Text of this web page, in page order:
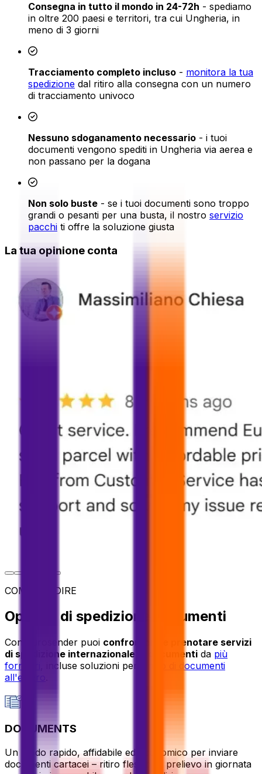
Consegna in tutto il mondo in 24-72h - spediamo
in oltre 200 paesi e territori, tra cui Ungheria, in
meno di 3 giorni
Tracciamento completo incluso - monitora la tua
spedizione dal ritiro alla consegna con un numero
di tracciamento univoco
Nessuno sdoganamento necessario - i tuoi
documenti vengono spediti in Ungheria via aerea e
non passano per la dogana
Non solo buste - se i tuoi documenti sono troppo
grandi o pesanti per una busta, il nostro servizio
pacchi ti offre la soluzione giusta
La tua opinione conta
COME SPEDIRE
Opzioni di spedizione documenti
Con Eurosender puoi confrontare e prenotare servizi
di spedizione internazionale di documenti da più
fornitori
, incluse soluzioni per
l'invio di documenti
all'estero
DOCUMENTS
Un modo rapido, affidabile ed economico per inviare
documenti cartacei – ritiro flessibile, prelievo in giornata